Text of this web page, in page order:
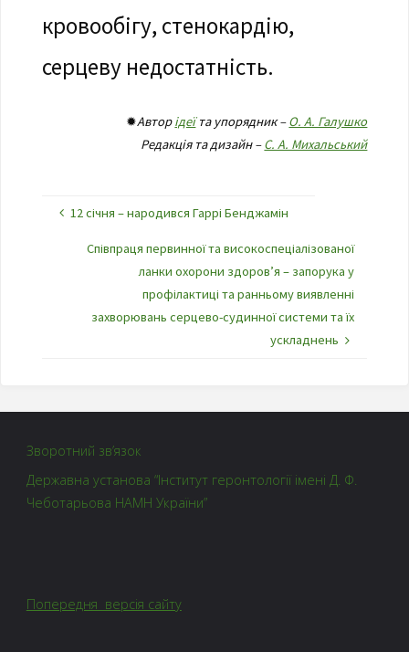
кровообігу, стенокардію,
серцеву недостатність.
✹Авторідеїта упорядник –О. А. Галушко
Редакція та дизайн –С. А. Михальський
12 січня – народився Гаррі Бенджамін
Співпраця первинної та високоспеціалізованої
ланки охорони здоров’я – запорука у
профілактиці та ранньому виявленні
захворювань серцево-судинної системи та їх
ускладнень
Зворотний зв’язок
Державна установа “Інститут геронтології імені Д. Ф.
Чеботарьова НАМН України”
Попередня версія сайту